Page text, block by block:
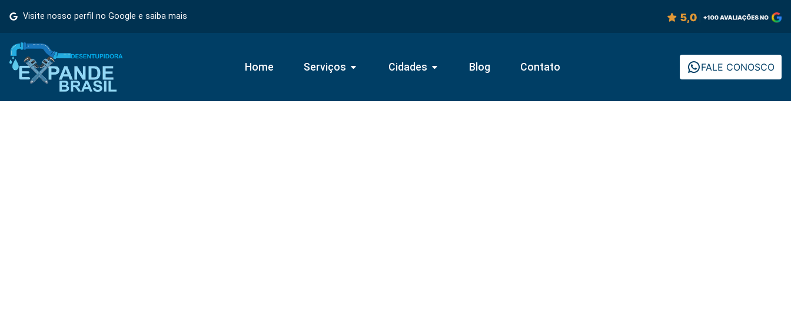
Visite nosso perfil no Google e saiba mais
Home Serviços Cidades Blog Contato FALE CONOSCO